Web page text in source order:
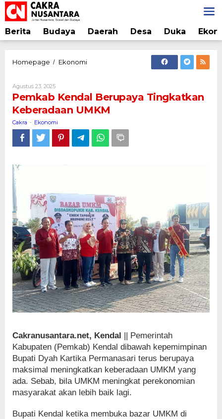
Lewati
ke
konten
Berita Budaya Daerah Desa Duka
Homepage / EkonomiPemkab
Keberadaan
UMKM
Agustus 23, 2025Oleh
Cakra
Pemkab Kendal Berupaya Tingkatkan
Keberadaan UMKM
Cakra - Ekonomi
Cakranusantara.net, Kendal || Pemerintah
Kabupaten (Pemkab) Kendal dibawah kepemimpinan
Bupati Dyah Kartika Permanasari terus berupaya
maksimal meningkatkan keberadaan UMKM yang
ada. Sebab, bila UMKM meningkat perekonomian
masyarakat akan lebih baik lagi.
Bupati Kendal ketika membuka bazar UMKM di